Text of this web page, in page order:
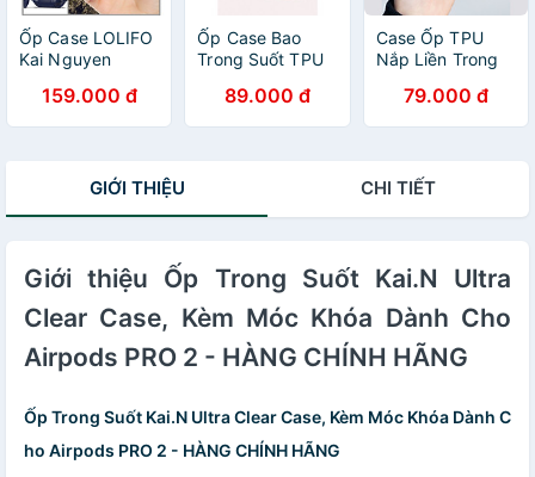
Ốp Case LOLIFO
Kai Nguyen
Cho Airpods 3 và
Airpods PRO,
Diện, Chống Rơi
159.000 đ
Ốp Case Bao
Trong Suốt TPU
cho Sony WF-
1000XM4 - Hàng
89.000 đ
Case Ốp TPU
Nắp Liền Trong
Protective Dành
Cho Airpods3,
79.000 đ
GIỚI THIỆU CHI TIẾT
Giới thiệu Ốp Trong Suốt Kai.N Ultra
Clear Case, Kèm Móc Khóa Dành Cho
Airpods PRO 2 - HÀNG CHÍNH HÃNG
Ốp Trong Suốt Kai.N Ultra Clear Case, Kèm Móc Khóa Dành C
ho Airpods PRO 2 - HÀNG CHÍNH HÃNG